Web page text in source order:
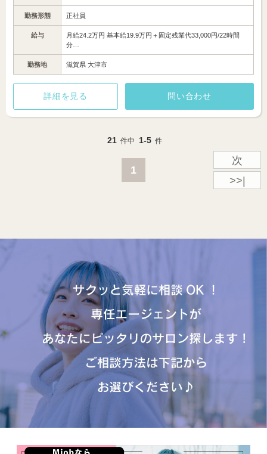
勤務形態 正社員
給与
月給24.2万円 基本給19.9万円＋固定残業代33,000円/22時間
分…
勤務地 滋賀県 大津市
詳細を見る 問い合わせ
21 件中 1-5 件
1
次
>>|